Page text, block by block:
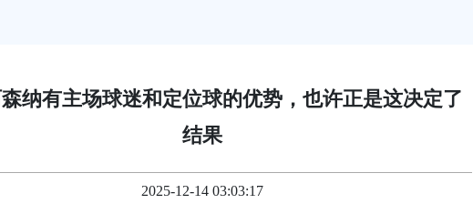
纳有主场球迷和定位球的优势，也许正是这决定了
结果
2025-12-14 03:03:17